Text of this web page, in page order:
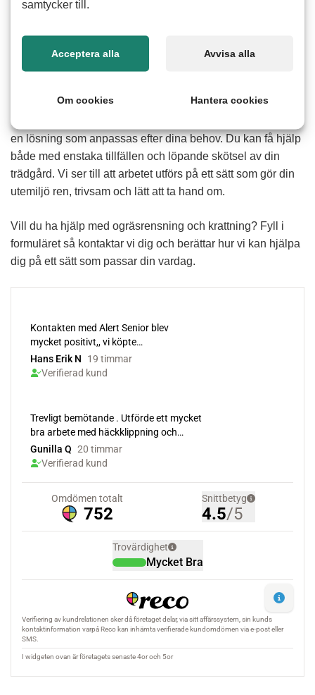
Hur fungerar hjälp med ogräsrensning och
fysiskt ansträngande särskilt under intensiva perioder på
våren och hösten. Med hjälp av våra erfarna seniorer får du
en lösning som anpassas efter dina behov. Du kan få hjälp
både med enstaka tillfällen och löpande skötsel av din
trädgård. Vi ser till att arbetet utförs på ett sätt som gör din
utemiljö ren, trivsam och lätt att ta hand om.
Vill du ha hjälp med ogräsrensning och krattning? Fyll i
formuläret så kontaktar vi dig och berättar hur vi kan hjälpa
dig på ett sätt som passar din vardag.
samtycker till.
Acceptera alla Avvisa alla
Om cookies Hantera cookies